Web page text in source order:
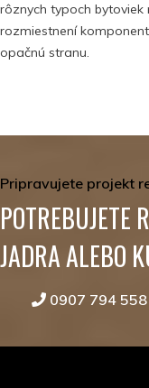
rôznych typoch
rozmiestnení
opačnú stranu.
Pripravujete projekt
POTREBUJETE
JADRA ALEBO
0907 794 558